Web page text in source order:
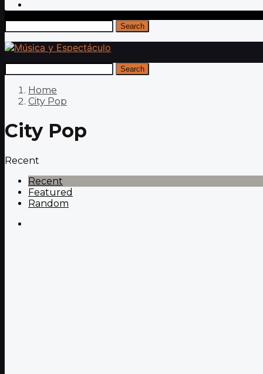
Search
Search
Home
City Pop
City Pop
Recent
Recent
Featured
Random